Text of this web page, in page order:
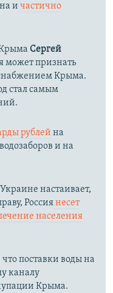
и частично
Сергей
может признать
Крыма.
стал самым
рублей на
и на
настаивает,
Россиянесет
населения
поставки воды на
каналу
Крыма.